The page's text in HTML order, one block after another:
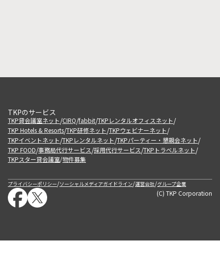
TKPのサービス
TKP貸会議室ネット/CIRQ/fabbit/TKPレンタルオフィスネット/
TKP Hotels & Resorts/TKP研修ネット/TKPウェビナーネット/
TKPイベントネット/TKPレンタルネット/TKPパーティー・懇親会ネット/
TKP FOOD/事務局代行サービス/採用代行サービス/TKPトラベルネット/
TKPスター貸会議室/物件募集
プライバシーポリシー/ソーシャルメディアガイドライン/運営会社/グループ企業
(C) TKP Corporation